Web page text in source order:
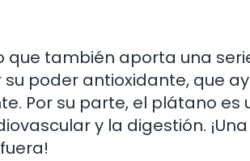
que también aporta una
poder antioxidante, que
Por su parte, el plátano es
y la digestión. ¡Una